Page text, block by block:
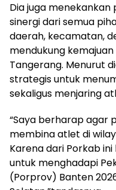
Dia juga
sinergi dari semua
daerah, kecamatan,
mendukung
Tangerang. Menurut
strategis untuk
sekaligus menjaring
“Saya berharap agar
membina atlet di
Karena dari Porkab
untuk menghadapi
(Porprov) Banten